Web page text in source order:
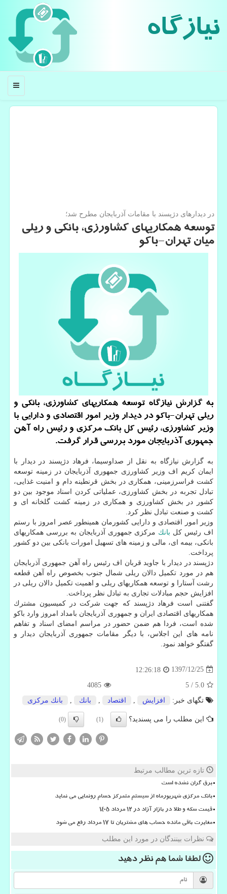
نیازگاه
منو
در دیدارهای دژپسند با مقامات آذربایجان مطرح شد؛
توسعه همكاریهای كشاورزی، بانكی و ریلی
میان تهران-باكو
به گزارش نیازگاه توسعه همكاریهای كشاورزی، بانكی و
ریلی تهران-باكو در دیدار وزیر امور اقتصادی و دارایی با
وزیر كشاورزی، رئیس كل بانك مركزی و رئیس راه آهن
جمهوری آذربایجان مورد بررسی قرار گرفت.
به گزارش نیازگاه به نقل از صداوسیما، فرهاد دژپسند در دیدار با
ایمان كریم اف وزیر كشاورزی جمهوری آذربایجان در زمینه توسعه
كشت فراسرزمینی، همكاری در بخش قرنطینه دام و امنیت غذایی،
تبادل تجربه در بخش كشاورزی، عملیاتی كردن اسناد موجود بین دو
كشور در بخش كشاورزی و همكاری در زمینه كشت گلخانه ای و
كشت و صنعت تبادل نظر كرد.
وزیر امور اقتصادی و دارایی كشورمان همینطور عصر امروز با رستم
اف رئیس كل بانك مركزی جمهوری آذربایجان به بررسی همكاریهای
بانكی، بیمه ای، مالی و زمینه های تسهیل امورات بانكی بین دو كشور
پرداخت.
دژپسند در دیدار با جاوید قربان اف رئیس راه آهن جمهوری آذربایجان
هم در مورد تكمیل دالان ریلی شمال جنوب بخصوص راه آهن قطعه
رشت آستارا و توسعه همكاریهای ریلی و اهمیت تكمیل دالان ریلی در
افزایش حجم مبادلات تجاری به تبادل نظر پرداخت.
گفتنی است فرهاد دژپسند كه جهت شركت در كمیسیون مشترك
همكاریهای اقتصادی ایران و جمهوری آذربایجان بامداد امروز وارد باكو
شده است، فردا هم ضمن حضور در مراسم امضای اسناد و تفاهم
نامه های این اجلاس، با دیگر مقامات جمهوری آذربایجان دیدار و
گفتگو خواهد نمود.
1397/12/25
12:26:18
5.0
/
5
4085
تگهای خبر:
افزایش اقتصاد بانك بانك مركزی
این مطلب را می پسندید؟ (1)
(0)
تازه ترین مطالب مرتبط
برق گران نشده است
بانک مرکزی شهریورماه از سیستم متمرکز حسام رونمایی می نماید
قیمت سکه و طلا در بازار آزاد در ۱۲ مرداد ۱۴۰۵
مغایرت باقی مانده حساب های مشتریان تا 17 مرداد رفع می شود
نظرات بینندگان در مورد این مطلب
لطفا شما همنظر دهید